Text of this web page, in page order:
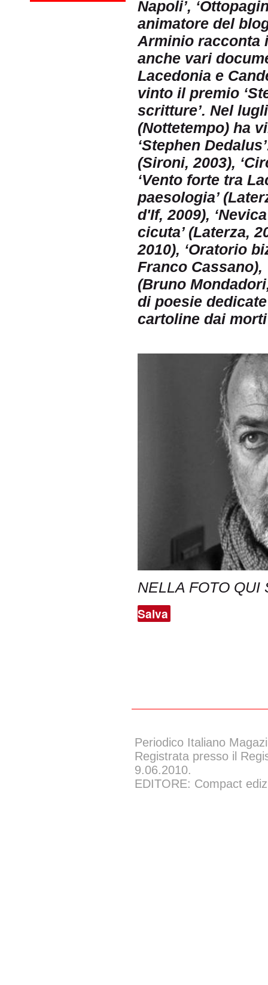
Napoli’,
animatore del
Arminio racconta
anche vari
Lacedonia e
vinto il premio
scritture’. Nel
(Nottetempo) ha
‘Stephen
(Sironi, 2003),
‘Vento forte tra
paesologia’
d'If, 2009),
cicuta’ (Laterza,
2010), ‘Oratorio
Franco Cassano),
(Bruno
di poesie dedicate
cartoline dai
NELLA FOTO QUI
Salva
Periodico Italiano
Registrata presso il
9.06.2010.
EDITORE: Compact